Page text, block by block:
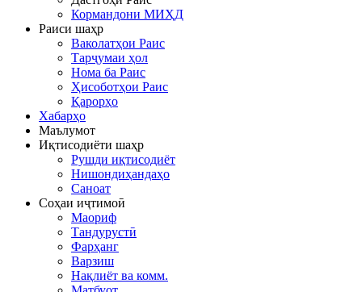
Кормандони МИҲД
Раиси шаҳр
Ваколатҳои Раис
Тарҷумаи ҳол
Нома ба Раис
Ҳисоботҳои Раис
Қарорҳо
Хабарҳо
Маълумот
Иқтисодиёти шаҳр
Рушди иқтисодиёт
Нишондиҳандаҳо
Саноат
Соҳаи иҷтимоӣ
Маориф
Тандурустӣ
Фарҳанг
Варзиш
Нақлиёт ва комм.